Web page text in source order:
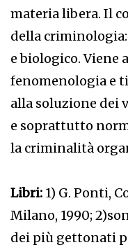
materia libera. Il
della
e biologico. Viene
fenomenologia e
alla soluzione dei
e soprattutto
la criminalità
Libri: 1) G. Ponti,
Milano, 1990;
dei più gettonati